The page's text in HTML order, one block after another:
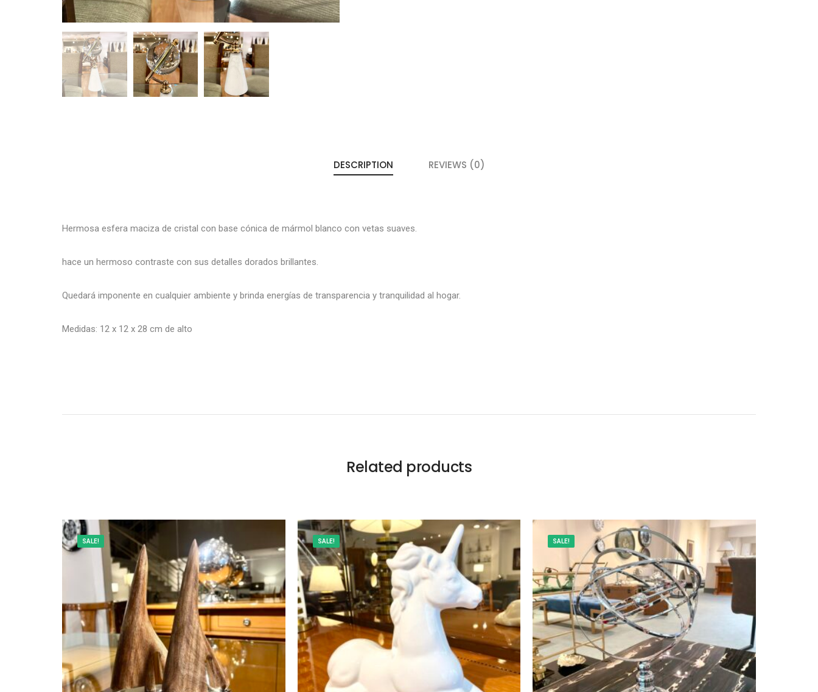
DESCRIPTION REVIEWS (0)
Hermosa esfera maciza de cristal con base cónica de mármol blanco con vetas suaves.
hace un hermoso contraste con sus detalles dorados brillantes.
Quedará imponente en cualquier ambiente y brinda energías de transparencia y tranquilidad al hogar.
Medidas: 12 x 12 x 28 cm de alto
Related products
SALE! SALE! SALE!